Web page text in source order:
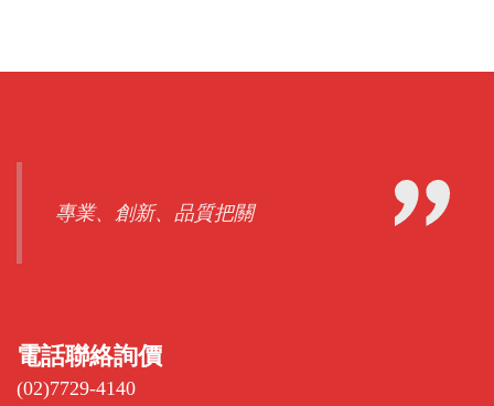
專業、創新、品質把關
電話聯絡詢價
(02)7729-4140